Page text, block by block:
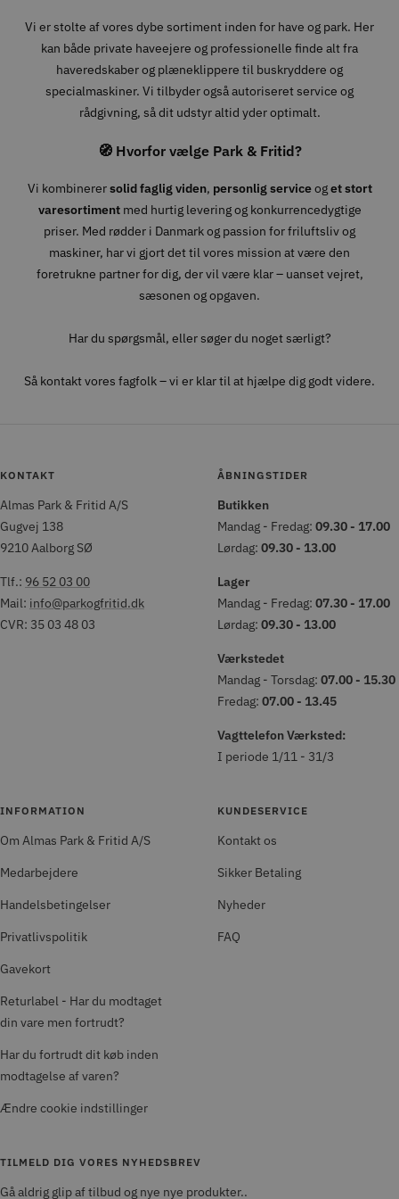
Vi er stolte af vores dybe sortiment inden for have og park. Her
kan både private haveejere og professionelle finde alt fra
haveredskaber og plæneklippere til buskryddere og
specialmaskiner. Vi tilbyder også autoriseret service og
rådgivning, så dit udstyr altid yder optimalt.
🧭 Hvorfor vælge Park & Fritid?
Vi kombinerersolid faglig viden, personlig serviceoget stort
varesortimentmed hurtig levering og konkurrencedygtige
priser. Med rødder i Danmark og passion for friluftsliv og
maskiner, har vi gjort det til vores mission at være den
foretrukne partner for dig, der vil være klar – uanset vejret,
sæsonen og opgaven.
Har du spørgsmål, eller søger du noget særligt?
Så kontakt vores fagfolk – vi er klar til at hjælpe dig godt videre.
KONTAKT
Almas Park & Fritid A/S
Gugvej 138
9210 Aalborg SØ
Tlf.: 96 52 03 00
Mail: info@parkogfritid.dk
CVR: 35 03 48 03
ÅBNINGSTIDER
Butikken
Mandag - Fredag: 09.30 - 17.00
Lørdag: 09.30 - 13.00
Lager
Mandag - Fredag: 07.30 - 17.00
Lørdag: 09.30 - 13.00
Værkstedet
Mandag - Torsdag: 07.00 - 15.30
Fredag: 07.00 - 13.45
Vagttelefon Værksted:
I periode 1/11 - 31/3
INFORMATION
Om Almas Park & Fritid A/S
Medarbejdere
Handelsbetingelser
Privatlivspolitik
Gavekort
Returlabel - Har du modtaget
din vare men fortrudt?
Har du fortrudt dit køb inden
modtagelse af varen?
Ændre cookie indstillinger
KUNDESERVICE
Kontakt os
Sikker Betaling
Nyheder
FAQ
TILMELD DIG VORES NYHEDSBREV
Gå aldrig glip af tilbud og nye nye produkter..